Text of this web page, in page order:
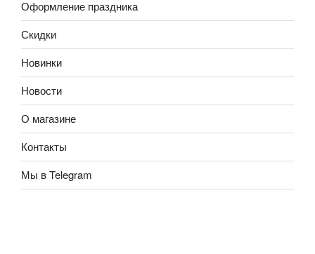
Оформление праздника
Скидки
Новинки
Новости
О магазине
Контакты
Мы в Telegram